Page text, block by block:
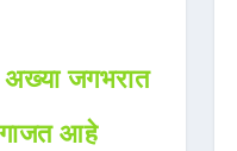
जगभरात
गाजत आहे